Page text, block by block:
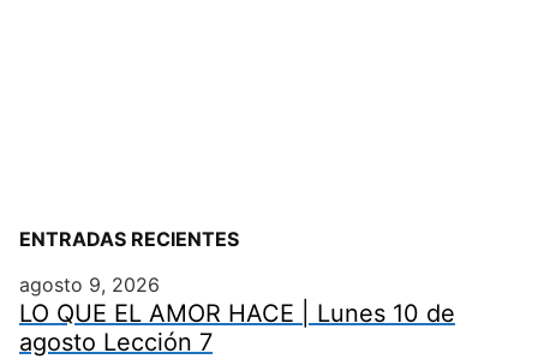
ENTRADAS RECIENTES
agosto 9, 2026
LO QUE EL AMOR HACE | Lunes 10 de
agosto Lección 7